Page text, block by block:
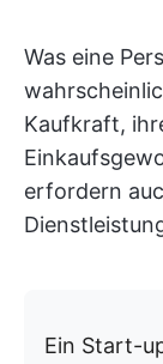
Was eine
Kaufkraft,
erfordern
Ein Start-